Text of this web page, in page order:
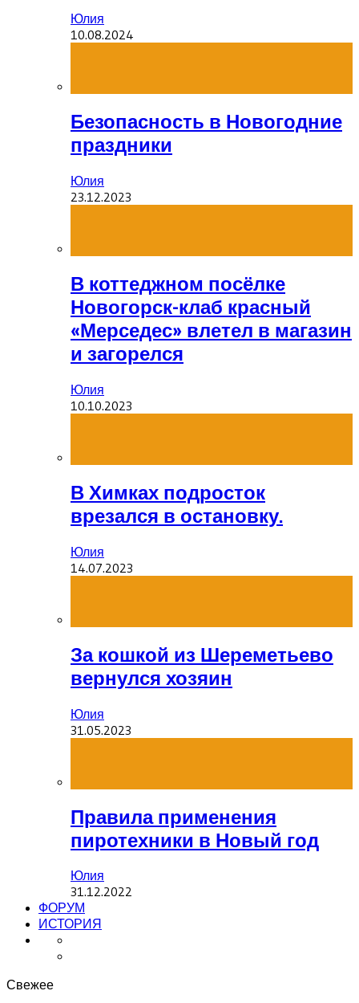
Юлия
10.08.2024
Безопасность в Новогодние
праздники
Юлия
23.12.2023
В коттеджном посёлке
Новогорск-клаб красный
«Мерседес» влетел в магазин
и загорелся
Юлия
10.10.2023
В Химках подросток
врезался в остановку.
Юлия
14.07.2023
За кошкой из Шереметьево
вернулся хозяин
Юлия
31.05.2023
Правила применения
пиротехники в Новый год
Юлия
31.12.2022
ФОРУМ
ИСТОРИЯ
Свежее